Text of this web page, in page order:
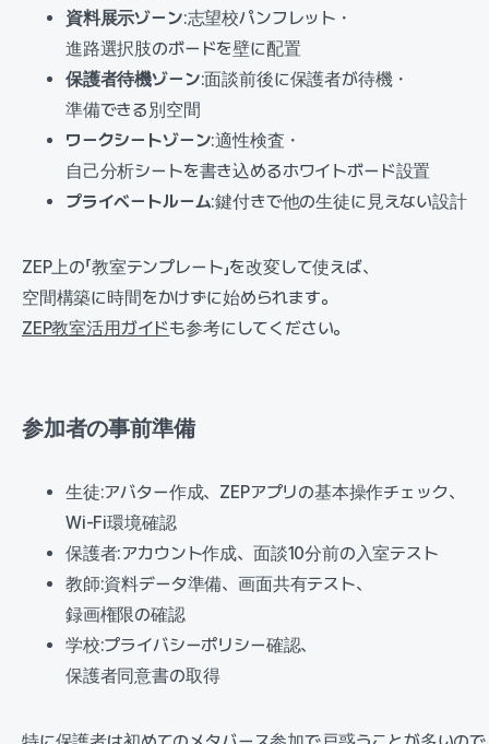
資料展示ゾーン:志望校パンフレット・
進路選択肢のボードを壁に配置
保護者待機ゾーン:面談前後に保護者が待機・
準備できる別空間
ワークシートゾーン:適性検査・
自己分析シートを書き込めるホワイトボード設置
プライベートルーム:鍵付きで他の生徒に見えない設計
ZEP上の「教室テンプレート」を改変して使えば、
空間構築に時間をかけずに始められます。
ZEP教室活用ガイドも参考にしてください。
参加者の事前準備
生徒:アバター作成、ZEPアプリの基本操作チェック、
Wi-Fi環境確認
保護者:アカウント作成、面談10分前の入室テスト
教師:資料データ準備、画面共有テスト、
録画権限の確認
学校:プライバシーポリシー確認、
保護者同意書の取得